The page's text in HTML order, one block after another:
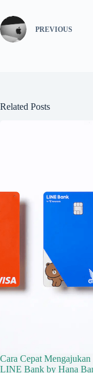
PREVIOUS
Related Posts
Cara Cepat
LINE Bank by Hana